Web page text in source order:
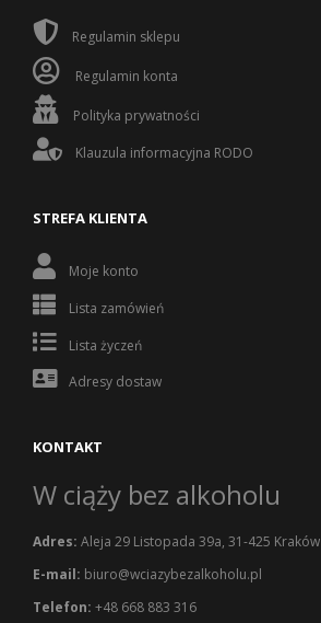
Regulamin sklepu
Regulamin konta
Polityka prywatności
Klauzula informacyjna RODO
STREFA KLIENTA
Moje konto
Lista zamówień
Lista życzeń
Adresy dostaw
KONTAKT
W ciąży bez alkoholu
Adres: Aleja 29 Listopada 39a, 31-425 Kraków
E-mail: biuro@wciazybezalkoholu.pl
Telefon: +48 668 883 316